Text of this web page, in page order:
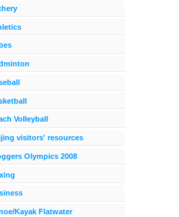
Volleyball
visitors' resources
Olympics 2008
Kayak Flatwater